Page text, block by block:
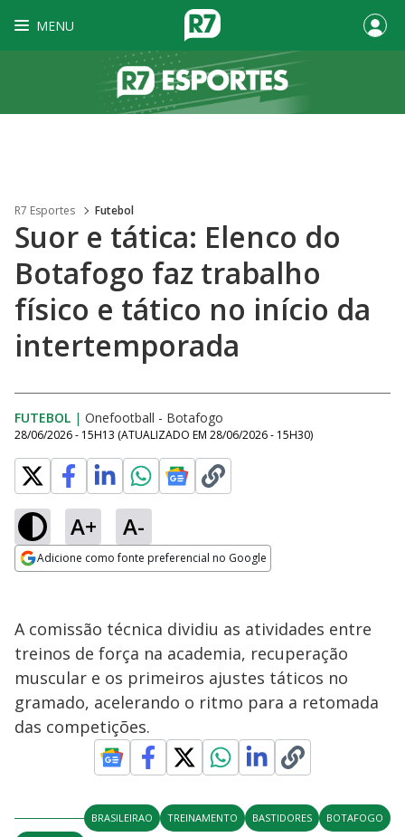
MENU
R7 Esportes Futebol
Suor e tática: Elenco do
Botafogo faz trabalho
físico e tático no início da
intertemporada
FUTEBOL | Onefootball - Botafogo
28/06/2026 - 15H13 (ATUALIZADO EM 28/06/2026 - 15H30)
A+ A-
Adicione como fonte preferencial no Google
A comissão técnica dividiu as atividades entre
treinos de força na academia, recuperação
muscular e os primeiros ajustes táticos no
gramado, acelerando o ritmo para a retomada
das competições.
BRASILEIRAO TREINAMENTO BASTIDORES
BOTAFOGO